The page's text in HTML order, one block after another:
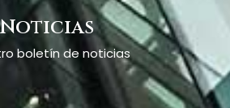
boletín de noticias